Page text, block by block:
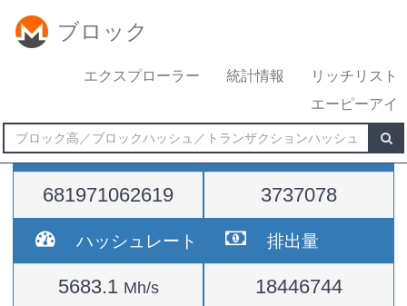
ブロック
エクスプローラー 統計情報
リッチリスト
エーピーアイ
難易度
681971062619
高さ
3737078
ハッシュレート
5683.1 Mh/s
排出量
18446744